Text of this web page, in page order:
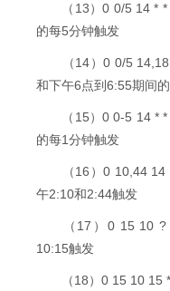
（13）0 0/5 14 * *
的每5分钟触发
（14）0 0/5 14,18
和下午6点到6:55期间
（15）0 0-5 14 * *
的每1分钟触发
（16）0 10,44 14
午2:10和2:44触发
（17）0 15 10 ?
10:15触发
（18）0 15 10 15 *